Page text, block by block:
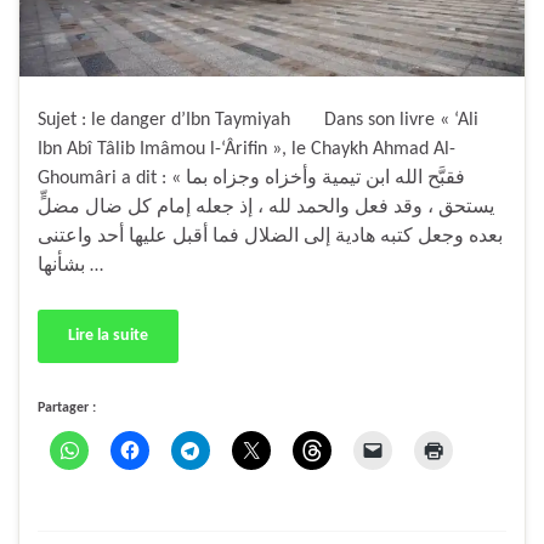
Sujet : le danger d’Ibn Taymiyah Dans son livre « ‘Ali
Ibn Abî Tâlib Imâmou l-‘Ârifin », le Chaykh Ahmad Al-
Ghoumâri a dit : « فقبَّح الله ابن تيمية وأخزاه وجزاه بما
يستحق ، وقد فعل والحمد لله ، إذ جعله إمام كل ضال مضلٍّ
بعده وجعل كتبه هادية إلى الضلال فما أقبل عليها أحد واعتنى
بشأنها …
Lire la suite
Partager :